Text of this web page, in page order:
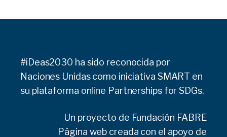
#iDeas2030 ha sido reconocida por
Naciones Unidas como iniciativa SMART en
su plataforma online Partnerships for SDGs.
Un proyecto de Fundación FABRE
Página web creada con el apoyo de